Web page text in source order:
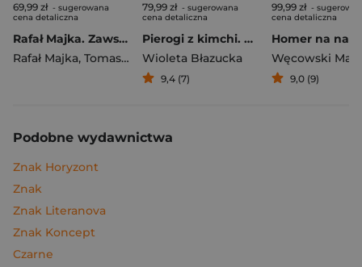
69,99 zł - sugerowana
cena detaliczna
Rafał Majka. Zawsze z przodu. Rozmawia Tomasz Kalemba - książka z autografem
Rafał Majka, Tomasz Kalemba
79,99 zł - sugerowana
cena detaliczna
Pierogi z kimchi. Moje ulubione azjatyckie przepisy
Wioleta Błazucka
9,4 (7)
99,99 zł -
cena detaliczna
Węcowski
9,0 (9)
Podobne wydawnictwa
Znak Horyzont
Znak
Znak Literanova
Znak Koncept
Czarne